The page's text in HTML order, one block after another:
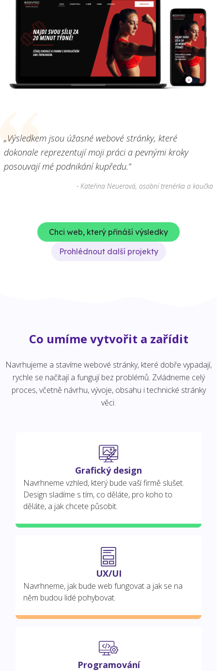
„Výsledkem jsou úžasné webové stránky, které
dokonale reprezentují moji práci a pevnými kroky
posouvají mé podnikání kupředu.“
- Kateřina Neuerová, osobní trenérka a koučka
Chci web, který přináší výsledky
Prohlédnout další projekty
Co umíme vytvořit a zařídit
Navrhujeme a stavíme webové stránky, které dobře vypadají,
rychle se načítají a fungují bez problémů. Zvládneme celý
proces, včetně návrhu, vývoje, obsahu i technické stránky
věci.
Grafický design
Navrhneme vzhled, který bude vaší firmě slušet.
Design sladíme s tím, co děláte, pro koho to
děláte, a jak chcete působit.
UX/UI
Navrhneme, jak bude web fungovat a jak se na
něm budou lidé pohybovat.
Programování